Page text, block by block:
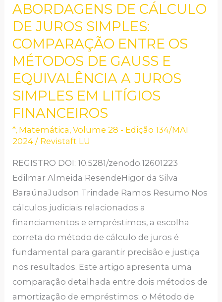
ABORDAGENS DE CÁLCULO
DE JUROS SIMPLES:
COMPARAÇÃO ENTRE OS
MÉTODOS DE GAUSS E
EQUIVALÊNCIA A JUROS
SIMPLES EM LITÍGIOS
FINANCEIROS
*, Matemática,Volume 28 - Edição 134/MAI
2024 / Revistaft LU
REGISTRO DOI: 10.5281/zenodo.12601223
Edilmar Almeida ResendeHigor da Silva
BaraúnaJudson Trindade Ramos Resumo Nos
cálculos judiciais relacionados a
financiamentos e empréstimos, a escolha
correta do método de cálculo de juros é
fundamental para garantir precisão e justiça
nos resultados. Este artigo apresenta uma
comparação detalhada entre dois métodos de
amortização de empréstimos: o Método de
ABORDAGENS
DE
CÁLCULO
DE
JUROS
SIMPLES:
COMPARAÇÃO
ENTRE
OS
MÉTODOS
FINANCEIROS